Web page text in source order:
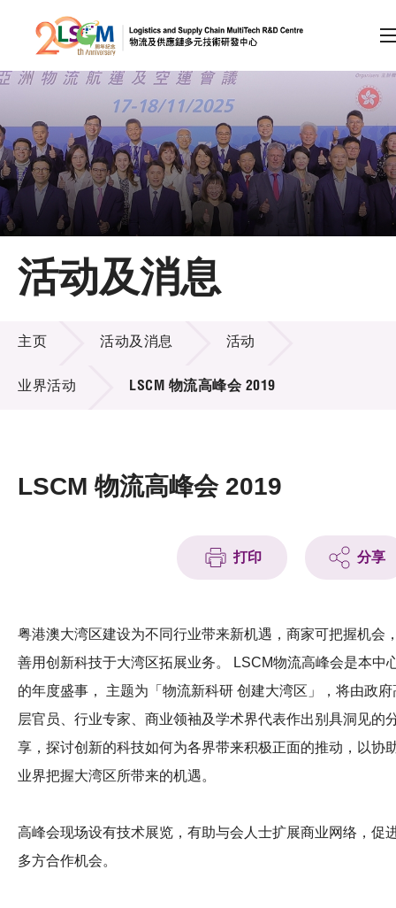
跳到内容（按回车键）
会员登录
A A EN 繁 简
主页
关于LSCM
技术商品化
项目及资助计划
活动及消息
科技分享
会籍
活动及消息
活动及消息
主页 活动及消息 活动
业界活动 LSCM 物流高峰会 2019
LSCM 物流高峰会 2019
打印 分享
粤港澳大湾区建设为不同行业带来新机遇，商家可把握机会
善用创新科技于大湾区拓展业务。 LSCM物流高峰会是本中
的年度盛事， 主题为「物流新科研 创建大湾区」，将由政府
层官员、行业专家、商业领袖及学术界代表作出别具洞见的
享，探讨创新的科技如何为各界带来积极正面的推动，以协
业界把握大湾区所带来的机遇。
高峰会现场设有技术展览，有助与会人士扩展商业网络，促
多方合作机会。